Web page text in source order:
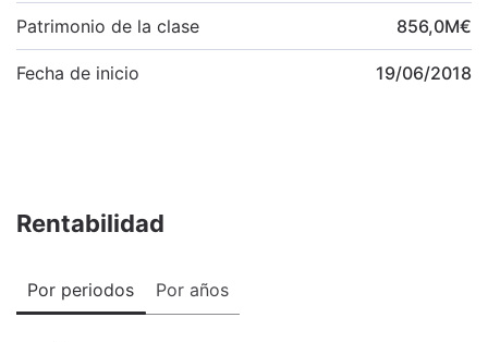
Patrimonio de la clase 856,0M€
Fecha de inicio 19/06/2018
Rentabilidad
Por periodos Por años